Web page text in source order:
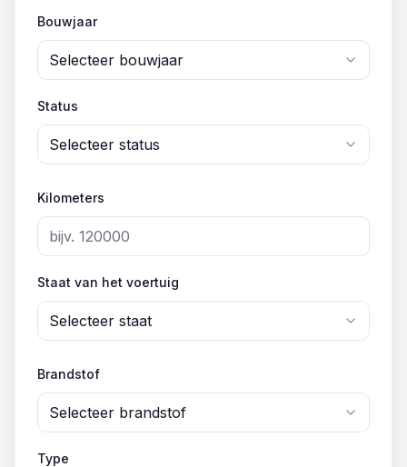
Bouwjaar
Selecteer bouwjaar
Status
Selecteer status
Kilometers
Staat van het voertuig
Selecteer staat
Brandstof
Selecteer brandstof
Type